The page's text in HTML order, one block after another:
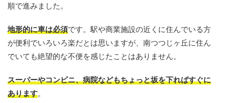
順で進みました。
地形的に車は必須です。駅や商業施設の近くに住んでいる方
が便利でいろいろ楽だとは思いますが、南つつじヶ丘に住ん
でいても絶望的な不便を感じたことはありません。
スーパーやコンビニ、病院などもちょっと坂を下ればすぐに
あります。